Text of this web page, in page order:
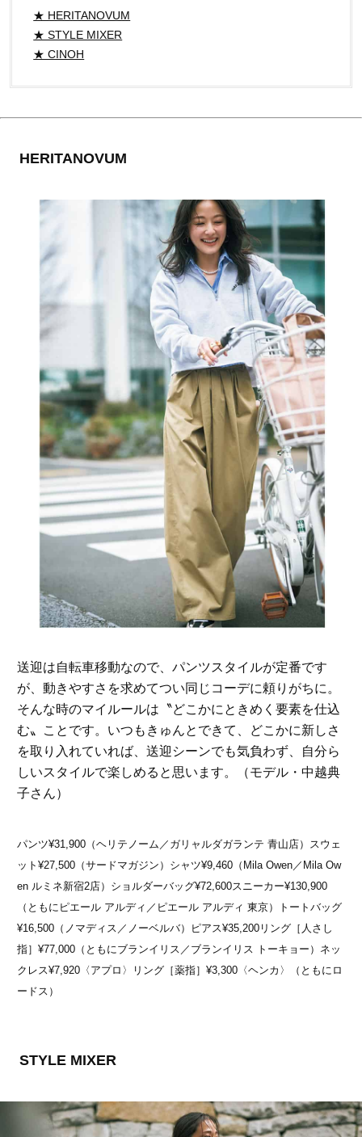
★ HERITANOVUM
★ STYLE MIXER
★ CINOH
HERITANOVUM
送迎は自転車移動なので、パンツスタイルが定番です
が、動きやすさを求めてつい同じコーデに頼りがちに。
そんな時のマイルールは〝どこかにときめく要素を仕込
む〟ことです。いつもきゅんとできて、どこかに新しさ
を取り入れていれば、送迎シーンでも気負わず、自分ら
しいスタイルで楽しめると思います。（モデル・中越典
子さん）
パンツ¥31,900（ヘリテノーム／ガリャルダガランテ 青山店）スウェ
ット¥27,500（サードマガジン）シャツ¥9,460（Mila Owen／Mila Ow
en ルミネ新宿2店）ショルダーバッグ¥72,600スニーカー¥130,900
（ともにピエール アルディ／ピエール アルディ 東京）トートバッグ
¥16,500（ノマディス／ノーベルバ）ピアス¥35,200リング［人さし
指］¥77,000（ともにブランイリス／ブランイリス トーキョー）ネッ
クレス¥7,920〈アプロ〉リング［薬指］¥3,300〈ヘンカ〉（ともにロ
ードス）
STYLE MIXER